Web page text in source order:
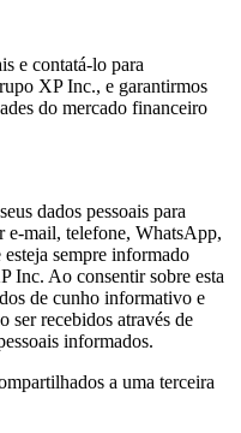
e contatá-lo para
XP Inc., e garantirmos
do mercado financeiro
dados pessoais para
e-mail, telefone, WhatsApp,
esteja sempre informado
Inc. Ao consentir sobre esta
de cunho informativo e
ser recebidos através de
informados.
a uma terceira